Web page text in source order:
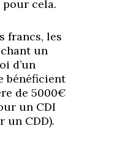
cela.
francs, les
un
d’un
bénéficient
de 5000€
un CDI
un CDD).